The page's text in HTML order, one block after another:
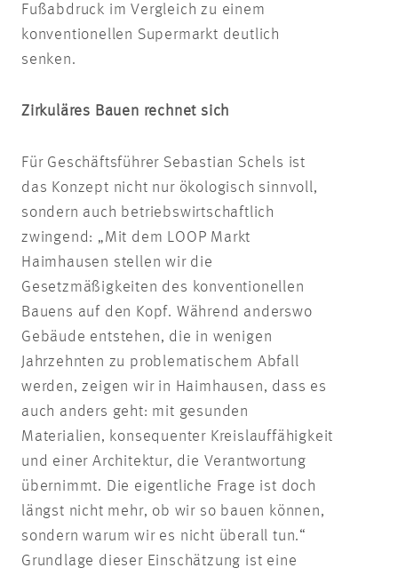
Fußabdruck im Vergleich zu einem
konventionellen Supermarkt deutlich
senken.
Zirkuläres Bauen rechnet sich
Für Geschäftsführer Sebastian Schels ist
das Konzept nicht nur ökologisch sinnvoll,
sondern auch betriebswirtschaftlich
zwingend: „Mit dem LOOP Markt
Haimhausen stellen wir die
Gesetzmäßigkeiten des konventionellen
Bauens auf den Kopf. Während anderswo
Gebäude entstehen, die in wenigen
Jahrzehnten zu problematischem Abfall
werden, zeigen wir in Haimhausen, dass es
auch anders geht: mit gesunden
Materialien, konsequenter Kreislauffähigkeit
und einer Architektur, die Verantwortung
übernimmt. Die eigentliche Frage ist doch
längst nicht mehr, ob wir so bauen können,
sondern warum wir es nicht überall tun.“
Grundlage dieser Einschätzung ist eine